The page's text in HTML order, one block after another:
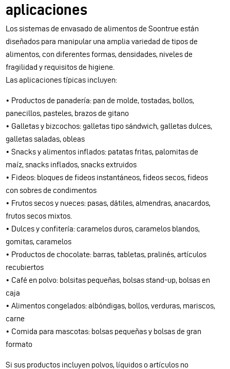
aplicaciones
Los sistemas de envasado de alimentos de Soontrue están
diseñados para manipular una amplia variedad de tipos de
alimentos, con diferentes formas, densidades, niveles de
fragilidad y requisitos de higiene.
Las aplicaciones típicas incluyen:
• Productos de panadería: pan de molde, tostadas, bollos,
panecillos, pasteles, brazos de gitano
• Galletas y bizcochos: galletas tipo sándwich, galletas dulces,
galletas saladas, obleas
• Snacks y alimentos inflados: patatas fritas, palomitas de
maíz, snacks inflados, snacks extruidos
• Fideos: bloques de fideos instantáneos, fideos secos, fideos
con sobres de condimentos
• Frutos secos y nueces: pasas, dátiles, almendras, anacardos,
frutos secos mixtos.
• Dulces y confitería: caramelos duros, caramelos blandos,
gomitas, caramelos
• Productos de chocolate: barras, tabletas, pralinés, artículos
recubiertos
• Café en polvo: bolsitas pequeñas, bolsas stand-up, bolsas en
caja
• Alimentos congelados: albóndigas, bollos, verduras, mariscos,
carne
• Comida para mascotas: bolsas pequeñas y bolsas de gran
formato
Si sus productos incluyen polvos, líquidos o artículos no